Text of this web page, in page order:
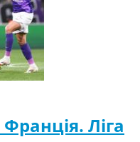
Ліга